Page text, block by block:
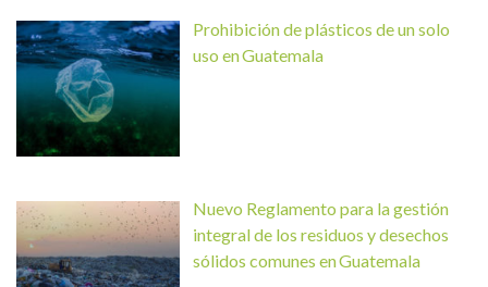
Prohibición de plásticos de un solo
uso en Guatemala
Nuevo Reglamento para la gestión
integral de los residuos y desechos
sólidos comunes en Guatemala